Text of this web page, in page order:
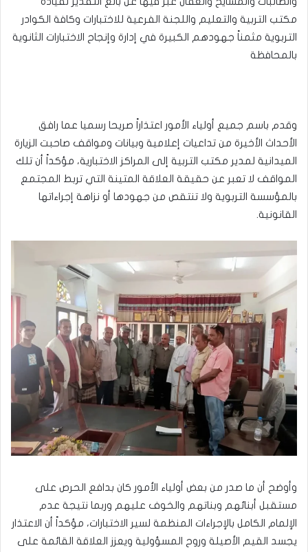
مكتب التربية والتعليم واللجنة الفرعية للاختبارات وكافة الكوادر
التربوية مثمناً جهودهم الكبيرة في إدارة وإنجاح الاختبارات الثانوية
بالمحافظة
وقدم باسم جميع أولياء الأمور اعتذاراً صريحا رسميا عما رافق
الأحداث الأخيرة من تداعيات إعلامية وبيانات ومواقف صاحبت الزيارة
الميدانية لمدير مكتب التربية إلى المراكز الاختبارية، مؤكداً أن تلك
المواقف لا تعبر عن حقيقة العلاقة المتينة التي تربط المجتمع
بالمؤسسة التربوية ولا تنتقص من جهودها أو نزاهة إجراءاتها
القانونية.
وأوضح أن ما صدر من بعض أولياء الأمور كان بدافع الحرص على
مستقبل أبنائهم وبناتهم والخوف عليهم وربما نتيجة عدم
الإلمام الكامل بالإجراءات المنظمة لسير الاختبارات، مؤكداً أن الاعتذار
يجسد القيم الأصيلة وروح المسؤولية ويعزز العلاقة القائمة على